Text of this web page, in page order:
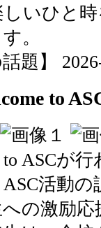
いひと
。
話題】
to
to ASCが
活動
の激励